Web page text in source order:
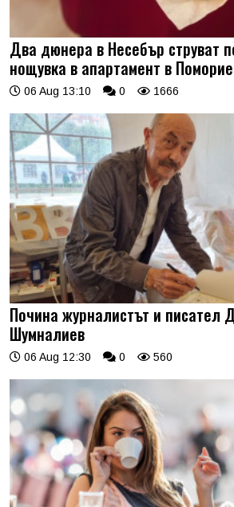
Два дюнера в Несебър струват
нощувка в апартамент в Поморие
06 Aug 13:10 0 1666
Почина журналистът и писател
Шумналиев
06 Aug 12:30 0 560